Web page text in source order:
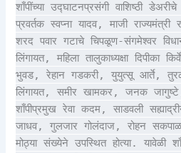
शाँपींच्या उद्घाटनप्रसंगी वाशिष्ठी
प्रवर्तक स्वप्ना यादव, माजी राज्यमंत्री
शरद पवार गटाचे चिपळूण-संगमेश्वर
लिंगायत, महिला तालुकाध्यक्षा दिपीका
भुवड, रेहान गडकरी, युयुत्सू आर्ते,
लिंगायत, समीर खामकर, जनक
शाँपीप्रमुख रेवा कदम, साडवली
जाधव, गुलजार गोलंदाज, रोहन
मोठ्या संख्येने उपस्थित होत्या. यावेळी